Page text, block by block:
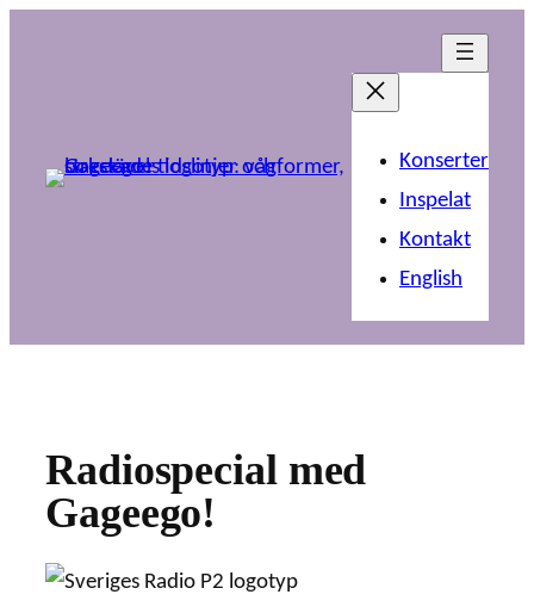
Konserter
Inspelat
Kontakt
English
Radiospecial med
Gageego!